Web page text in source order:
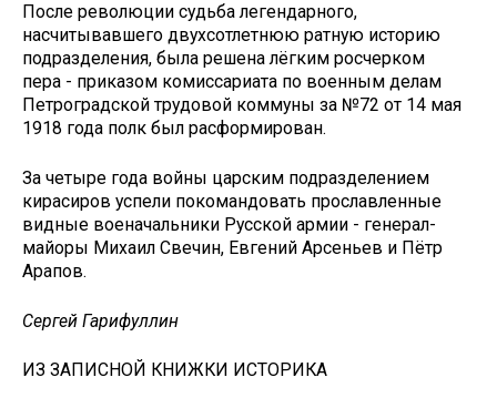
После революции судьба легендарного,
насчитывавшего двухсотлетнюю ратную историю
подразделения, была решена лёгким росчерком
пера - приказом комиссариата по военным делам
Петроградской трудовой коммуны за №72 от 14 мая
1918 года полк был расформирован.
За четыре года войны царским подразделением
кирасиров успели покомандовать прославленные
видные военачальники Русской армии - генерал-
майоры Михаил Свечин, Евгений Арсеньев и Пётр
Арапов.
Сергей Гарифуллин
ИЗ ЗАПИСНОЙ КНИЖКИ ИСТОРИКА